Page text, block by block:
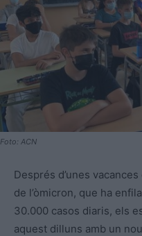
Foto: ACN
Després d’unes
de l’òmicron, que ha
30.000 casos diaris, els
aquest dilluns amb un